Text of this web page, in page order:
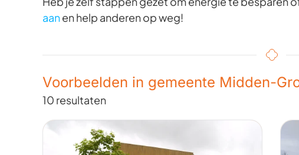
aanen help anderen op weg!
Voorbeelden in gemeente Midden-
10 resultaten